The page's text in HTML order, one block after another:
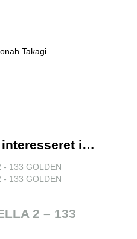
Takagi
i…
2 – 133